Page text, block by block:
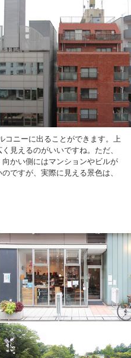
コニーに出ることができます。上
見えるのがいいですね。ただ、
かい側にはマンションやビルが
ですが、実際に見える景色は、